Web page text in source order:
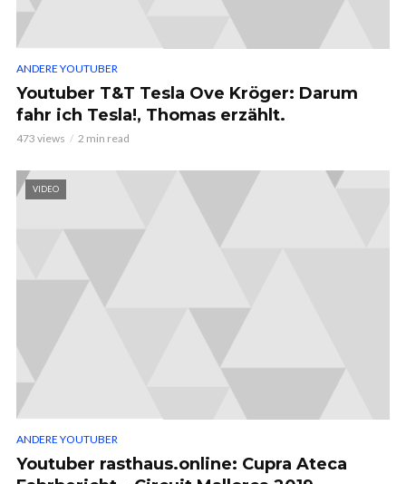
ANDERE YOUTUBER
Youtuber T&T Tesla Ove Kröger: Darum
fahr ich Tesla!, Thomas erzählt.
473 views 2 min read
VIDEO
ANDERE YOUTUBER
Youtuber rasthaus.online: Cupra Ateca